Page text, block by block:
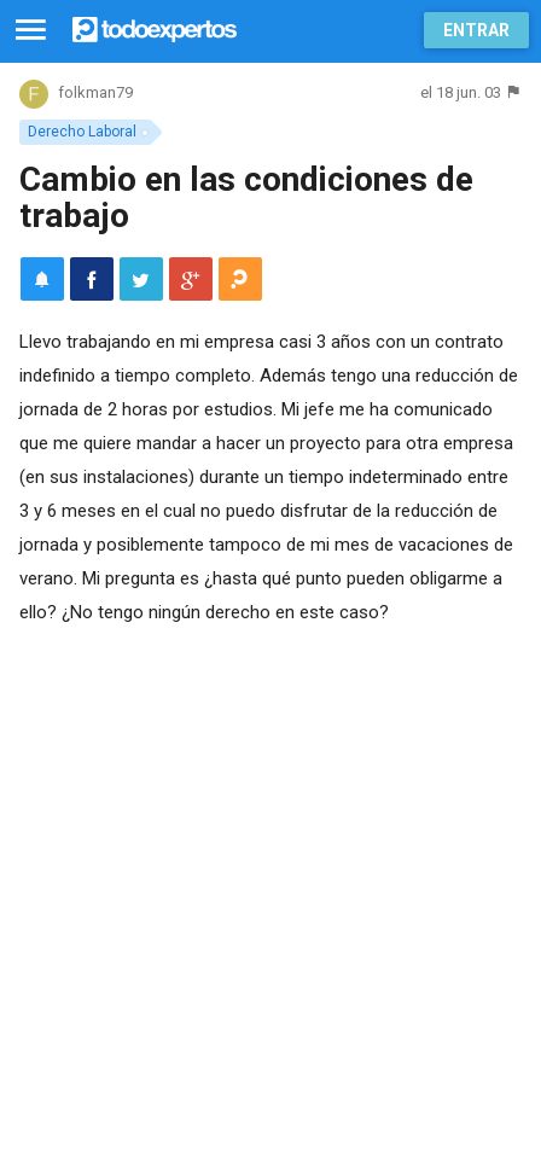
ENTRAR
Derecho Laboral
folkman79 el 18 jun. 03
Cambio en las condiciones de
trabajo
Llevo trabajando en mi empresa casi 3 años con un contrato
indefinido a tiempo completo. Además tengo una reducción de
jornada de 2 horas por estudios. Mi jefe me ha comunicado
que me quiere mandar a hacer un proyecto para otra empresa
(en sus instalaciones) durante un tiempo indeterminado entre
3 y 6 meses en el cual no puedo disfrutar de la reducción de
jornada y posiblemente tampoco de mi mes de vacaciones de
verano. Mi pregunta es ¿hasta qué punto pueden obligarme a
ello? ¿No tengo ningún derecho en este caso?